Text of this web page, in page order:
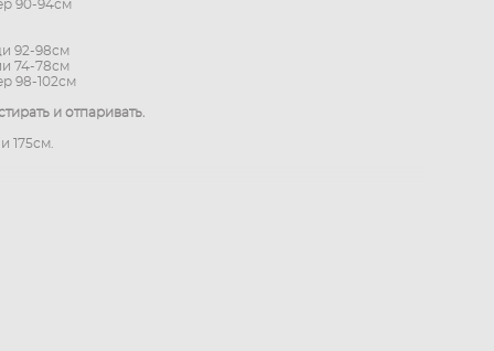
90-94см
92-98см
74-78см
98-102см
и отпаривать.
175см.